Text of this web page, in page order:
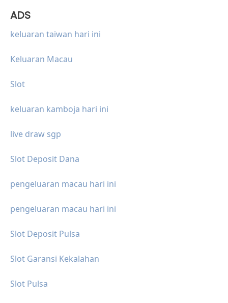
ADS
keluaran taiwan hari ini
Keluaran Macau
Slot
keluaran kamboja hari ini
live draw sgp
Slot Deposit Dana
pengeluaran macau hari ini
pengeluaran macau hari ini
Slot Deposit Pulsa
Slot Garansi Kekalahan
Slot Pulsa